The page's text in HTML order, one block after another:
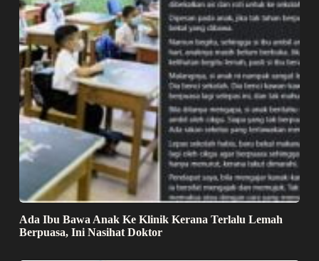
Ada Ibu Bawa Anak Ke Klinik Kerana Terlalu Lemah
Berpuasa, Ini Nasihat Doktor